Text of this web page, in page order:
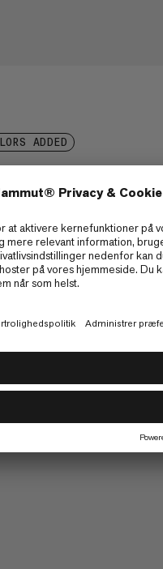
ADDED
Guide SO Pants Women
all-sæson vandreshorts